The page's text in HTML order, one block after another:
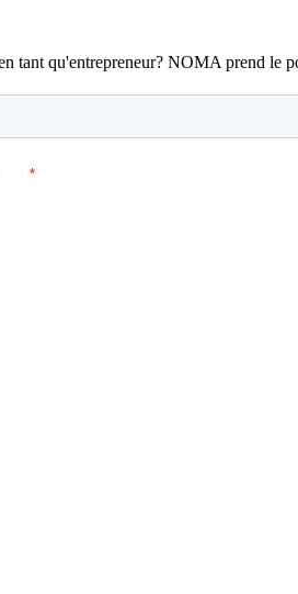
tant qu'entrepreneur? NOMA prend le